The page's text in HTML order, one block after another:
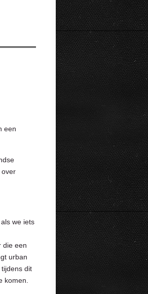
een
over
we iets
die een
urban
dit
komen.